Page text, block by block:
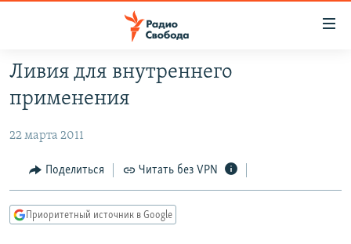
упрощенного
доступа
содержанию
Вернутся
ПРОГРАММЫ
ПОДКАСТЫ
АВТОРСКИЕ ПРОЕКТЫ
ЦИТАТЫ СВОБОДЫ
КУЛЬТУРА
Ливия для внутреннего
применения
22 марта 2011
Поделиться Читать без VPN
Приоритетный источник в Google